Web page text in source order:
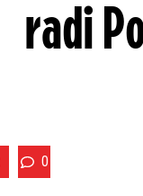
radi
0